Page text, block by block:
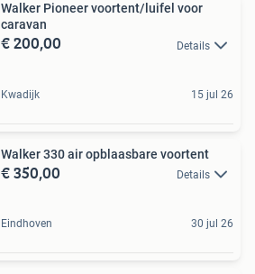
Walker Pioneer voortent/luifel voor
caravan
€ 200,00 Details
Kwadijk 15 jul 26
Walker 330 air opblaasbare voortent
€ 350,00 Details
Eindhoven 30 jul 26